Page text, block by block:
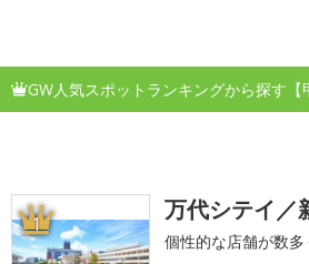
GW人気スポットランキングから探す【
1 万代シテイ／
個性的な店舗が数